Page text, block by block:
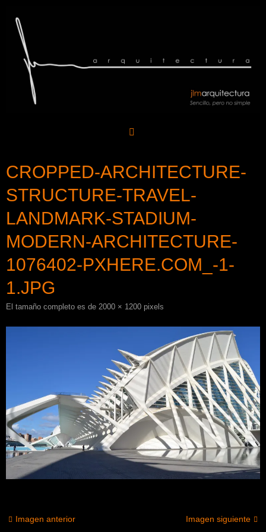
contenido
CROPPED-ARCHITECTURE-
STRUCTURE-TRAVEL-
LANDMARK-STADIUM-
MODERN-ARCHITECTURE-
1076402-PXHERE.COM_-1-
1.JPG
El tamaño completo es de 2000 × 1200 pixels
Imagen anterior Imagen siguiente